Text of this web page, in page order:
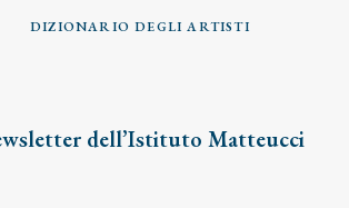
DIZIONARIO DEGLI ARTISTI
dell’Istituto Matteucci